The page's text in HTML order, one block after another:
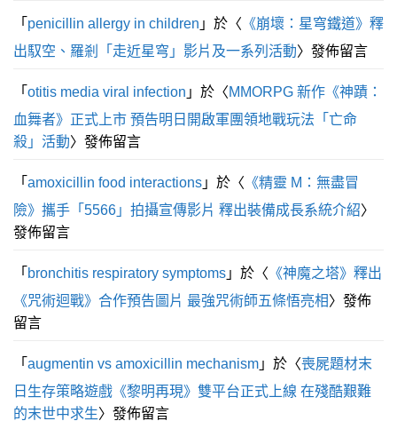
「 penicillin allergy in children 」於〈 《崩壞：星穹鐵道》釋
出馭空、羅剎「走近星穹」影片及一系列活動〉發佈留言
「 otitis media viral infection 」於〈MMORPG 新作《神蹟：
血舞者》正式上市 預告明日開啟軍團領地戰玩法「亡命
殺」活動〉發佈留言
「 amoxicillin food interactions 」於〈 《精靈 M：無盡冒
險》攜手「5566」拍攝宣傳影片 釋出裝備成長系統介紹〉
發佈留言
「 bronchitis respiratory symptoms 」於〈 《神魔之塔》釋出
《咒術迴戰》合作預告圖片 最強咒術師五條悟亮相〉發佈
留言
「 augmentin vs amoxicillin mechanism 」於〈喪屍題材末
日生存策略遊戲《黎明再現》雙平台正式上線 在殘酷艱難
的末世中求生〉發佈留言